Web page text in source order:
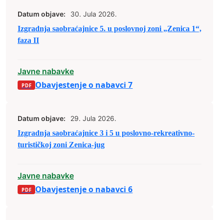
Datum objave:
30. Jula 2026.
Izgradnja saobraćajnice 5. u poslovnoj zoni „Zenica 1“,
faza II
Javne nabavke
Obavjestenje o nabavci 7
Datum objave:
29. Jula 2026.
Izgradnja saobraćajnice 3 i 5 u poslovno-rekreativno-
turističkoj zoni Zenica-jug
Javne nabavke
Obavjestenje o nabavci 6